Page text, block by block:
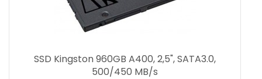
SSD Kingston 960GB A400, 2,5", SATA3.0,
500/450 MB/s